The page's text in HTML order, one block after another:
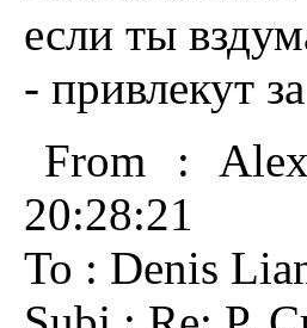
если ты
- привлекут
From :
20:28:21
To : Denis